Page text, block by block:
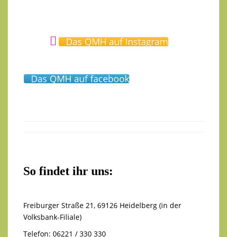
Das QMH auf Instagram
Das QMH auf facebook
So findet ihr uns:
Freiburger Straße 21, 69126 Heidelberg (in der
Volksbank-Filiale)
Telefon: 06221 / 330 330